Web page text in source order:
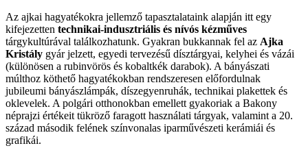
Az ajkai hagyatékokra jellemző tapasztalataink alapján itt egy
kifejezetten technikai-indusztriális és nívós kézműves
tárgykultúrával találkozhatunk. Gyakran bukkannak fel az Ajka
Kristály gyár jelzett, egyedi tervezésű dísztárgyai, kelyhei és vázái
(különösen a rubinvörös és kobaltkék darabok). A bányászati
múlthoz köthető hagyatékokban rendszeresen előfordulnak
jubileumi bányászlámpák, díszegyenruhák, technikai plakettek és
oklevelek. A polgári otthonokban emellett gyakoriak a Bakony
néprajzi értékeit tükröző faragott használati tárgyak, valamint a 20.
század második felének színvonalas iparművészeti kerámiái és
grafikái.